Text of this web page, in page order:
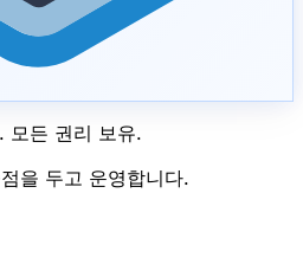
모든 권리 보유.
을 두고 운영합니다.